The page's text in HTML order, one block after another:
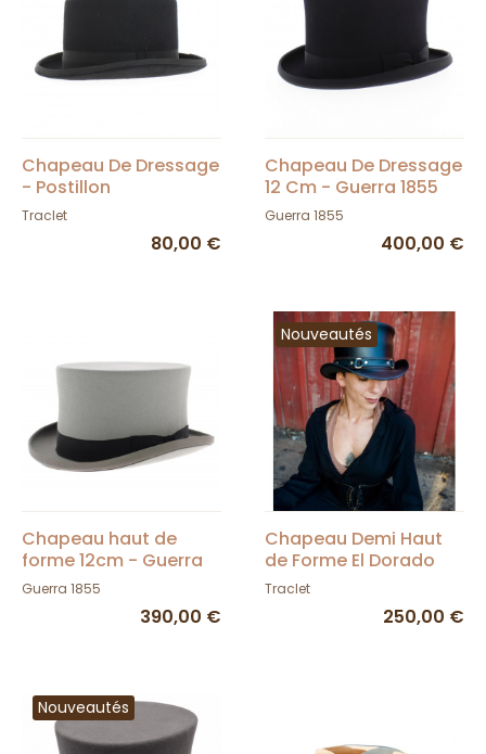
Chapeau De Dressage
- Postillon
Traclet
80,00 €
Chapeau De Dressage
12 Cm - Guerra 1855
Guerra 1855
400,00 €
Chapeau haut de
forme 12cm - Guerra
1855
Guerra 1855
390,00 €
Nouveautés
Chapeau Demi Haut
de Forme El Dorado
Band Cuir Noir -
Traclet
250,00 €
Nouveautés